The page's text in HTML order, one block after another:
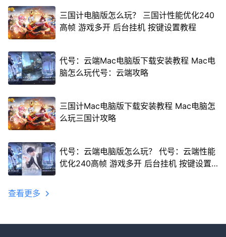
三国计电脑版怎么玩？ 三国计性能优化240
高帧 游戏多开 后台挂机 按键设置教程
代号：云端Mac电脑版下载安装教程 Mac电
脑怎么玩代号：云端攻略
三国计Mac电脑版下载安装教程 Mac电脑怎
么玩三国计攻略
代号：云端电脑版怎么玩？ 代号：云端性能
优化240高帧 游戏多开 后台挂机 按键设置
查看更多